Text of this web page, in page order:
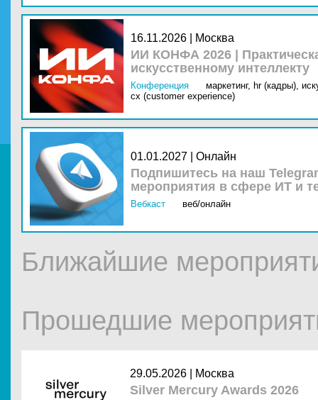
16.11.2026 | Москва
ИИ КОНФА 2026 |
искусственному интеллекту
Конференция маркетинг, hr (кадры),
cx (customer experience)
01.01.2027 | Онлайн
Подпишитесь на наш
мероприятия в сфере ИТ и
Вебкаст веб/онлайн
Ближайшие
Прошедшие
29.05.2026 | Москва
Silver Mercury Awards 2026